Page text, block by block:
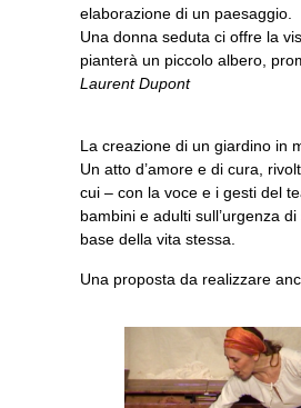
elaborazione di un paesaggio.
Una donna seduta ci offre la
pianterà un piccolo albero,
Laurent Dupont
La creazione di un giardino in
Un atto d’amore e di cura,
cui – con la voce e i gesti del
bambini e adulti sull’urgenza
base della vita stessa.
Una proposta da realizzare